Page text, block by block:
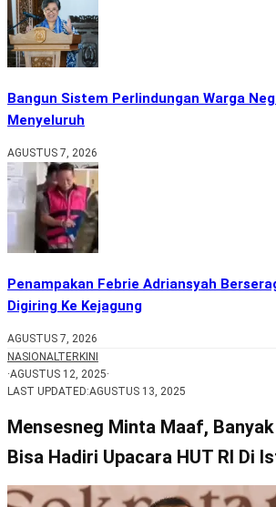
Bangun Sistem Perlindungan Warga
Menyeluruh
AGUSTUS 7, 2026
Penampakan Febrie Adriansyah
Digiring Ke Kejagung
AGUSTUS 7, 2026
NASIONALTERKINI
·AGUSTUS 12, 2025·
LAST UPDATED:AGUSTUS 13, 2025
Mensesneg Minta Maaf,
Bisa Hadiri Upacara HUT RI Di